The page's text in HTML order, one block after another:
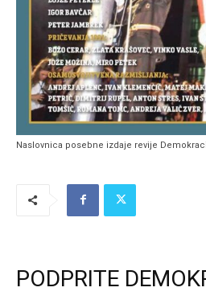
Naslovnica posebne izdaje revije
PODPRITE